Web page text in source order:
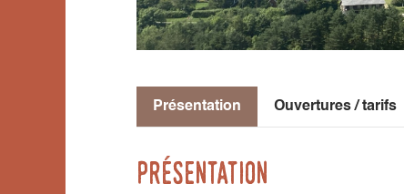
Présentation Ouvertures / tarifs
Présentation